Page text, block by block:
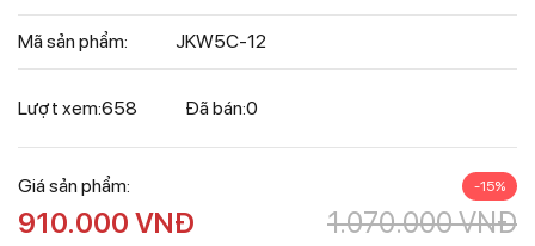
Mã sản phẩm: JKW5C-12
Lượt xem:658 Đã bán:0
Giá sản phẩm: -15%
1.070.000VNĐ
910.000 VNĐ